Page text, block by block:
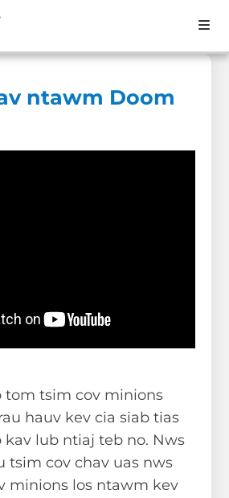
ntawm Doom
tom tsim cov minions
hauv kev cia siab tias
lub ntiaj teb no. Nws
tsim cov chav uas nws
minions los ntawm kev